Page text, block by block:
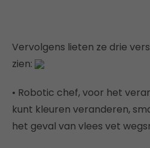
Vervolgens lieten ze drie
zien:
• Robotic chef, voor het
kunt kleuren veranderen,
het geval van vlees vet